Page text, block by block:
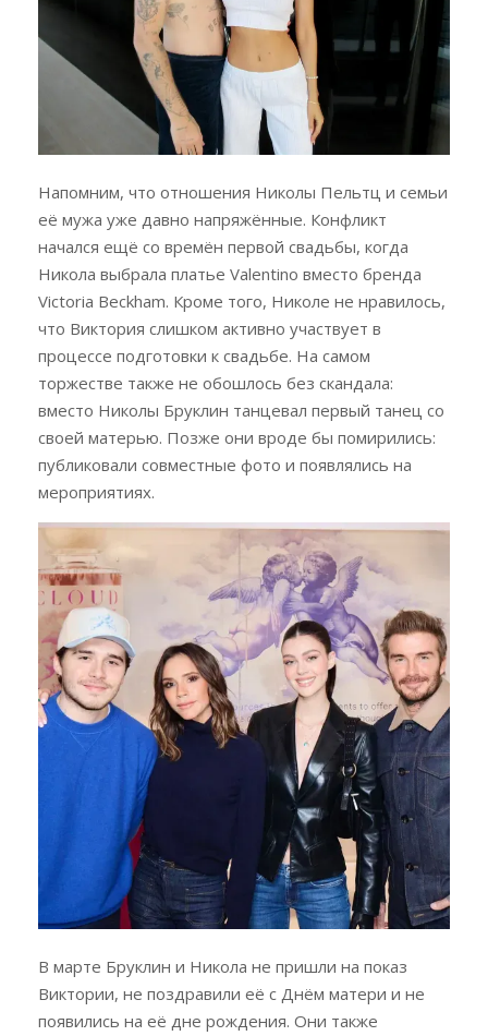
Напомним, что отношения Николы Пельтц и семьи
её мужа уже давно напряжённые. Конфликт
начался ещё со времён первой свадьбы, когда
Никола выбрала платье Valentino вместо бренда
Victoria Beckham. Кроме того, Николе не нравилось,
что Виктория слишком активно участвует в
процессе подготовки к свадьбе. На самом
торжестве также не обошлось без скандала:
вместо Николы Бруклин танцевал первый танец со
своей матерью. Позже они вроде бы помирились:
публиковали совместные фото и появлялись на
мероприятиях.
В марте Бруклин и Никола не пришли на показ
Виктории, не поздравили её с Днём матери и не
появились на её дне рождения. Они также